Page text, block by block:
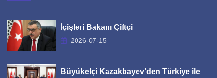
İçişleri Bakanı Çiftçi
2026-07-15
Büyükelçi Kazakbayev’den Türkiye ile